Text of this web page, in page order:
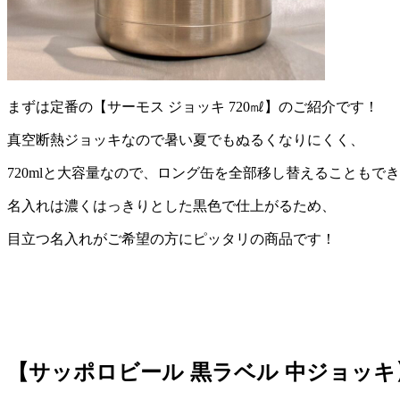
まずは定番の【サーモス ジョッキ 720㎖】のご紹介です！
真空断熱ジョッキなので暑い夏でもぬるくなりにくく、
720mlと大容量なので、ロング缶を全部移し替えることもで
名入れは濃くはっきりとした黒色で仕上がるため、
目立つ名入れがご希望の方にピッタリの商品です！
【サッポロビール 黒ラベル 中ジョッキ